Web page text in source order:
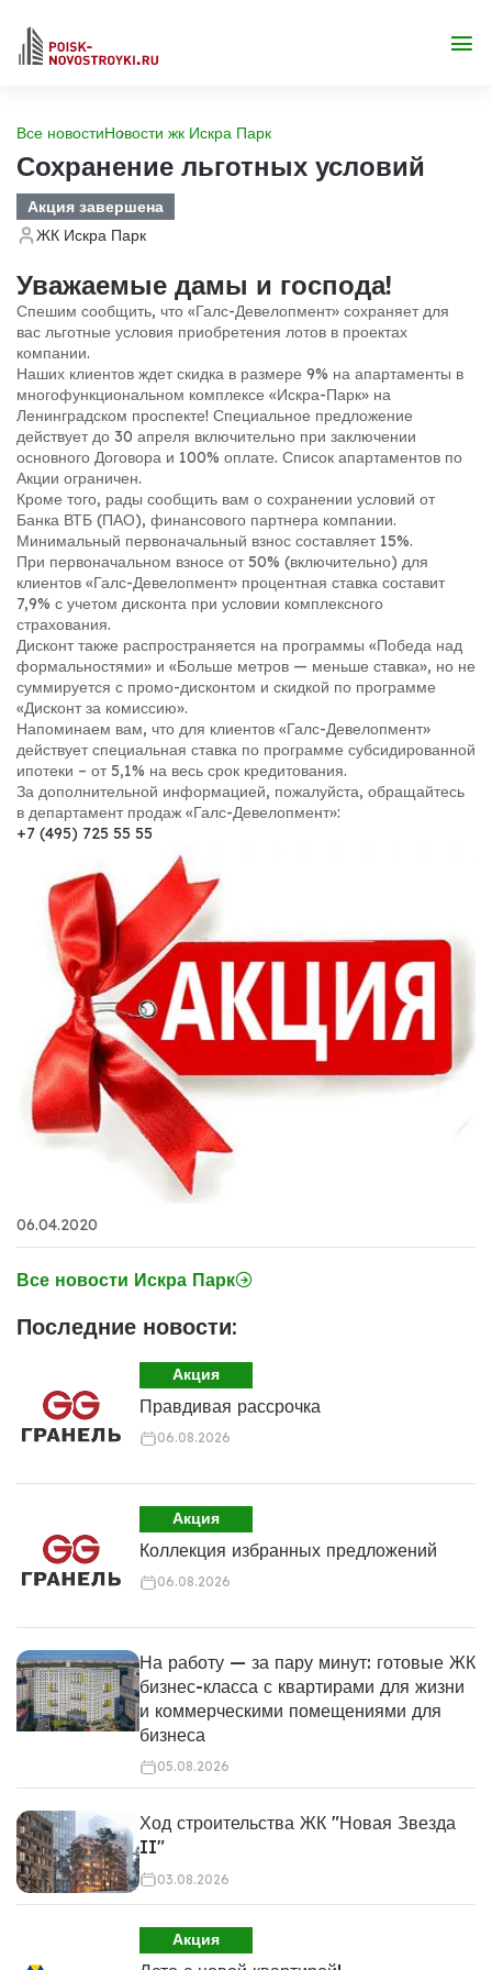
Все новостиНовости жк Искра Парк
Сохранение льготных условий
Акция завершена
ЖК Искра Парк
Уважаемые дамы и господа!
Спешим сообщить, что «Галс-Девелопмент» сохраняет для
вас льготные условия приобретения лотов в проектах
компании.
Наших клиентов ждет скидка в размере 9% на апартаменты в
многофункциональном комплексе «Искра-Парк» на
Ленинградском проспекте! Специальное предложение
действует до 30 апреля включительно при заключении
основного Договора и 100% оплате. Список апартаментов по
Акции ограничен.
Кроме того, рады сообщить вам о сохранении условий от
Банка ВТБ (ПАО), финансового партнера компании.
Минимальный первоначальный взнос составляет 15%.
При первоначальном взносе от 50% (включительно) для
клиентов «Галс-Девелопмент» процентная ставка составит
7,9% с учетом дисконта при условии комплексного
страхования.
Дисконт также распространяется на программы «Победа над
формальностями» и «Больше метров — меньше ставка», но не
суммируется с промо-дисконтом и скидкой по программе
«Дисконт за комиссию».
Напоминаем вам, что для клиентов «Галс-Девелопмент»
действует специальная ставка по программе субсидированной
ипотеки – от 5,1% на весь срок кредитования.
За дополнительной информацией, пожалуйста, обращайтесь
в департамент продаж «Галс-Девелопмент»:
+7 (495) 725 55 55
06.04.2020
Все новости Искра Парк
Последние новости:
Акция
Правдивая рассрочка
06.08.2026
Акция
Коллекция избранных предложений
06.08.2026
На работу — за пару минут: готовые ЖК
бизнес-класса с квартирами для жизни
и коммерческими помещениями для
бизнеса
05.08.2026
Ход строительства ЖК "Новая Звезда
II"
03.08.2026
Акция